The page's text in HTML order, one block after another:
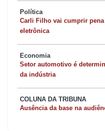
Política
Carli Filho vai cumprir
eletrônica
Economia
Setor automotivo é
da indústria
COLUNA DA TRIBUNA
Ausência da base na